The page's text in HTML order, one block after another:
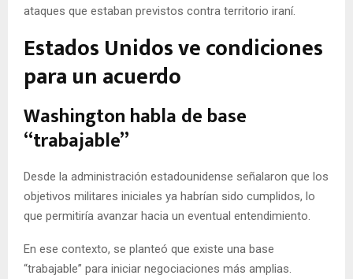
ataques que estaban previstos contra territorio iraní.
Estados Unidos ve condiciones
para un acuerdo
Washington habla de base
“trabajable”
Desde la administración estadounidense señalaron que los
objetivos militares iniciales ya habrían sido cumplidos, lo
que permitiría avanzar hacia un eventual entendimiento.
En ese contexto, se planteó que existe una base
“trabajable” para iniciar negociaciones más amplias.